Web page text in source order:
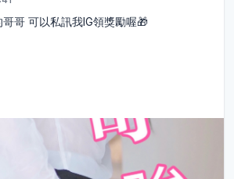
哥 可以私訊我IG領獎勵喔🎁